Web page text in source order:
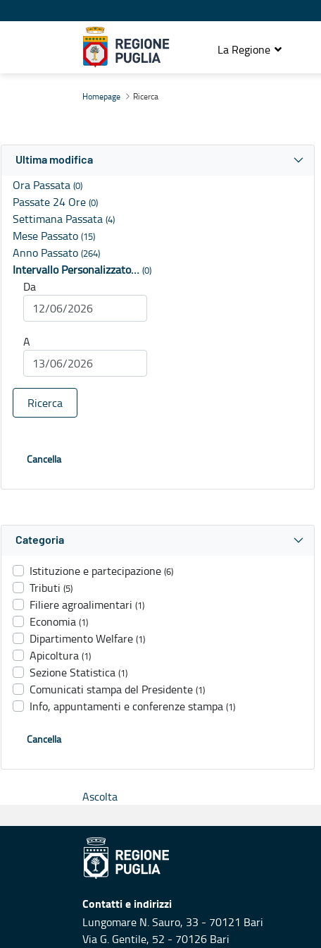
La Regione
Homepage Ricerca
Ultima modifica
Ora Passata (0)
Passate 24 Ore (0)
Settimana Passata (4)
Mese Passato (15)
Anno Passato (264)
Intervallo Personalizzato… (0)
Da
A
Ricerca
Cancella
Categoria
Istituzione e partecipazione (6)
Tributi (5)
Filiere agroalimentari (1)
Economia (1)
Dipartimento Welfare (1)
Apicoltura (1)
Sezione Statistica (1)
Comunicati stampa del Presidente (1)
Info, appuntamenti e conferenze stampa (1)
Cancella
Ascolta
Contatti e indirizzi
Lungomare N. Sauro, 33 - 70121 Bari
Via G. Gentile, 52 - 70126 Bari